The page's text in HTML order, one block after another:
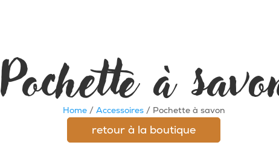
Pochette à
Home/ Accessoires/ Pochette à savon
retour à la boutique